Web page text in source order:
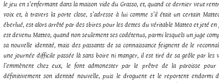
le jeu en s’enfermant dans la maison vide du Grasso, et, quand ce dernier veut
voix et, à travers la porte close, s’adresse à lui comme s’il était un certain
éberlué, est alors arrêté par des sbires pour les dettes du véritable Matteo et jeté en
est devenu Matteo, quand non seulement ses codétenus, parmi lesquels un juge
sa nouvelle identité, mais des passants de sa connaissance feignent de le
une journée difficile passée là sans boire ni manger, il est tiré de sa geôle par les
l’emmènent chez eux, le font admonester par le prêtre de la paroisse pour
définitivement son identité nouvelle, puis le droguent et le reportent endormi